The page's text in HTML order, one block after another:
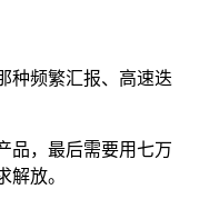
种频繁汇报、高速迭
品，最后需要用七万
解放。